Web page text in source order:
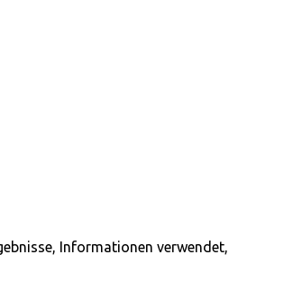
Informationen verwendet,